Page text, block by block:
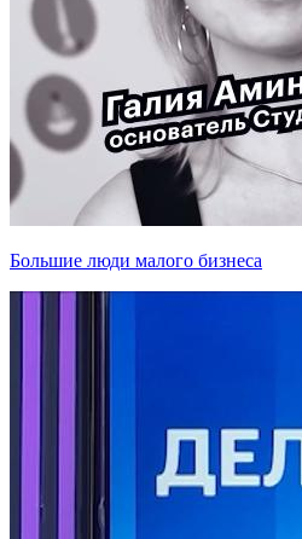
Большие люди малого бизнеса